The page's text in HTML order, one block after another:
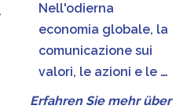
Nell'odierna
economia globale, la
comunicazione sui
valori, le azioni e le …
Erfahren Sie mehr über